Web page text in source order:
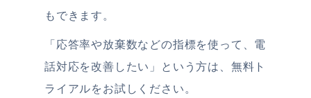
もできます。
「応答率や放棄数などの指標を使って、電
話対応を改善したい」という方は、無料ト
ライアルをお試しください。